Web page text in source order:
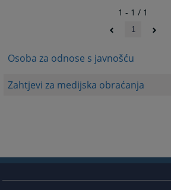
Osoba za odnose s javnošću
Zahtjevi za medijska obraćanja
1 - 1 / 1
1